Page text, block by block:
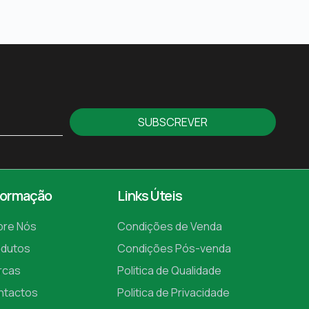
SUBSCREVER
Nós
Links Úteis
Condições de Venda
Condições Pós-venda
Politica de Qualidade
Politica de Privacidade